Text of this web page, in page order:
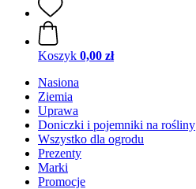
Koszyk 0,00 zł
Nasiona
Ziemia
Uprawa
Doniczki i pojemniki na rośliny
Wszystko dla ogrodu
Prezenty
Marki
Promocje